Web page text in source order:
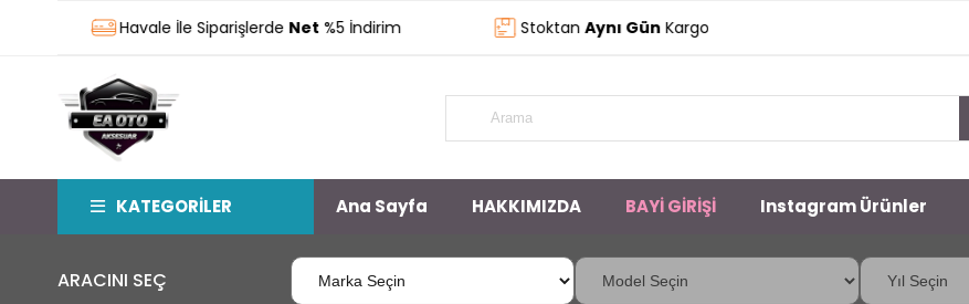
Havale İle SiparişlerdeNet%5 İndirim StoktanAynı GünKargo
KATEGORİLER Ana Sayfa HAKKIMIZDA BAYİ GİRİŞİ Instagram Ürünler
ARACINI SEÇ